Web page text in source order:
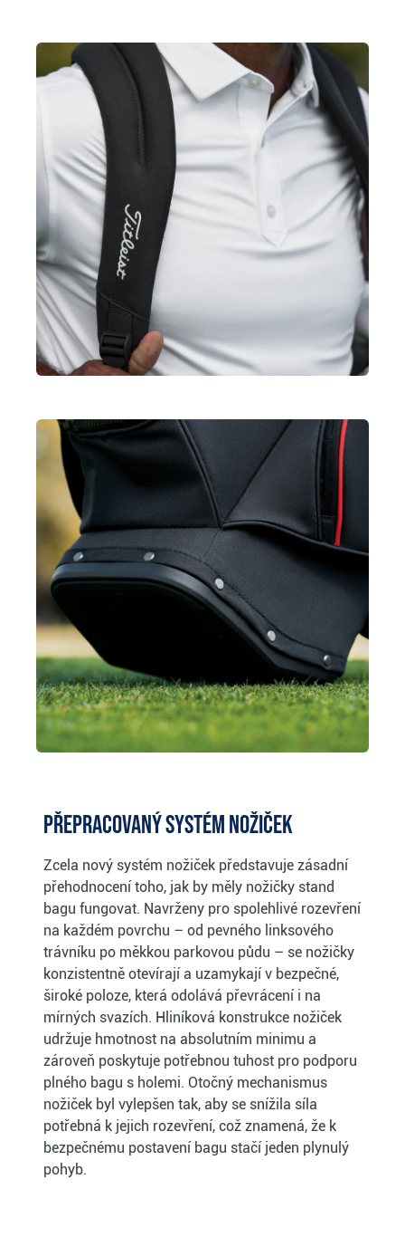
Přepracovaný systém nožiček
Zcela nový systém nožiček představuje zásadní
přehodnocení toho, jak by měly nožičky stand
bagu fungovat. Navrženy pro spolehlivé rozevření
na každém povrchu – od pevného linksového
trávníku po měkkou parkovou půdu – se nožičky
konzistentně otevírají a uzamykají v bezpečné,
široké poloze, která odolává převrácení i na
mírných svazích. Hliníková konstrukce nožiček
udržuje hmotnost na absolutním minimu a
zároveň poskytuje potřebnou tuhost pro podporu
plného bagu s holemi. Otočný mechanismus
nožiček byl vylepšen tak, aby se snížila síla
potřebná k jejich rozevření, což znamená, že k
bezpečnému postavení bagu stačí jeden plynulý
pohyb.